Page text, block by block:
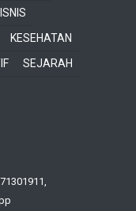
KESEHATAN
SEJARAH